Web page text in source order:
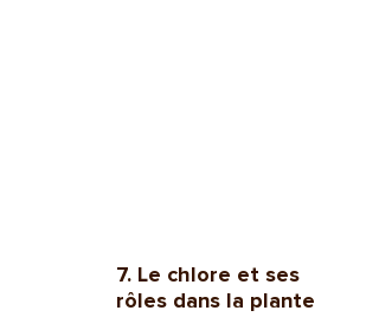
7. Le chlore et ses
rôles dans la plante